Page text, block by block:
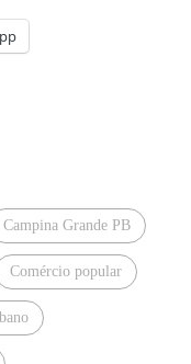
Campina Grande PB
Comércio popular